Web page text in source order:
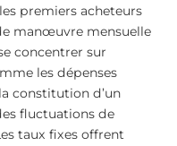
premiers acheteurs
manœuvre mensuelle
concentrer sur
les dépenses
constitution d’un
fluctuations de
taux fixes offrent